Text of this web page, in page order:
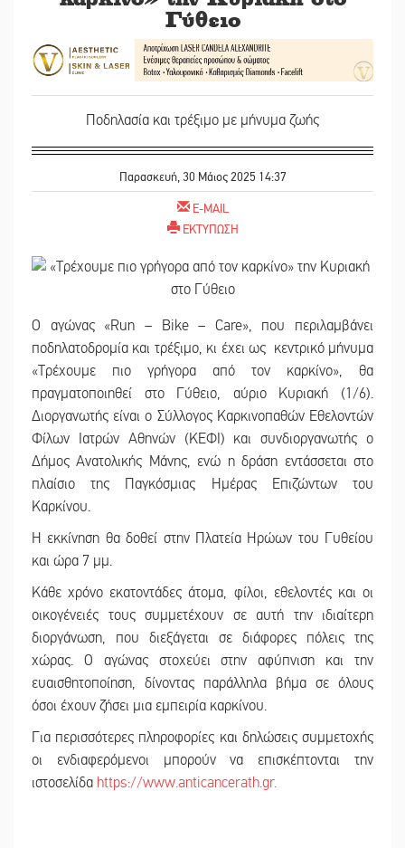
Γύθειο
Ποδηλασία και τρέξιμο με μήνυμα ζωής
Παρασκευή, 30 Μάιος 2025 14:37
E-MAIL
ΕΚΤΥΠΩΣΗ
O αγώνας «Run – Bike – Care», που περιλαμβάνει
ποδηλατοδρομία και τρέξιμο, κι έχει ως κεντρικό μήνυμα
«Τρέχουμε πιο γρήγορα από τον καρκίνο», θα
πραγματοποιηθεί στο Γύθειο, αύριο Κυριακή (1/6).
Διοργανωτής είναι ο Σύλλογος Καρκινοπαθών Εθελοντών
Φίλων Ιατρών Αθηνών (ΚΕΦΙ) και συνδιοργανωτής ο
Δήμος Ανατολικής Μάνης, ενώ η δράση εντάσσεται στο
πλαίσιο της Παγκόσμιας Ημέρας Επιζώντων του
Καρκίνου.
Η εκκίνηση θα δοθεί στην Πλατεία Ηρώων του Γυθείου
και ώρα 7 μμ.
Κάθε χρόνο εκατοντάδες άτομα, φίλοι, εθελοντές και οι
οικογένειές τους συμμετέχουν σε αυτή την ιδιαίτερη
διοργάνωση, που διεξάγεται σε διάφορες πόλεις της
χώρας. Ο αγώνας στοχεύει στην αφύπνιση και την
ευαισθητοποίηση, δίνοντας παράλληλα βήμα σε όλους
όσοι έχουν ζήσει μια εμπειρία καρκίνου.
Για περισσότερες πληροφορίες και δηλώσεις συμμετοχής
οι ενδιαφερόμενοι μπορούν να επισκέπτονται την
ιστοσελίδα https://www.anticancerath.gr.